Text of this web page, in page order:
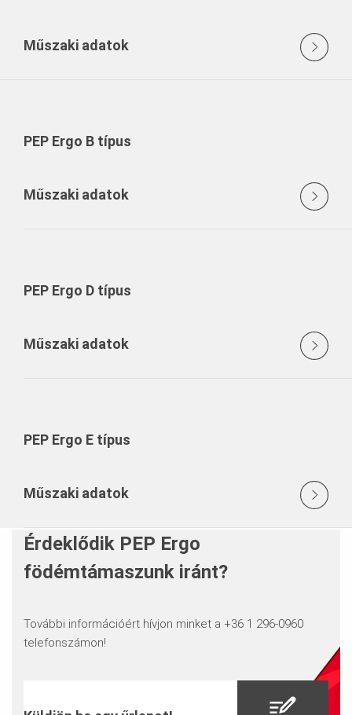
Műszaki adatok
PEP Ergo B típus
Műszaki adatok
PEP Ergo D típus
Műszaki adatok
PEP Ergo E típus
Műszaki adatok
Érdeklődik PEP Ergo
födémtámaszunk iránt?
További információért hívjon minket a +36 1 296-0960
telefonszámon!